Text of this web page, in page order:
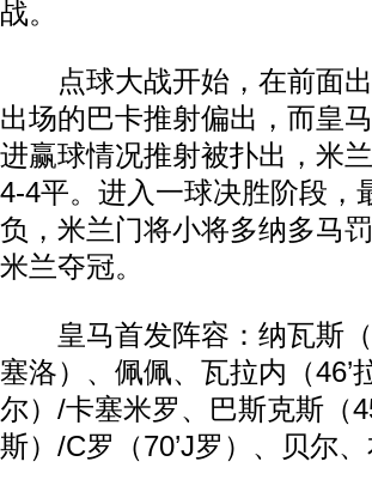
战。
点球大战开始，在前面出
出场的巴卡推射偏出，而皇
进赢球情况推射被扑出，米
4-4平。进入一球决胜阶段，
负，米兰门将小将多纳多马
米兰夺冠。
皇马首发阵容：纳瓦斯（
塞洛）、佩佩、瓦拉内（46’
尔）/卡塞米罗、巴斯克斯（
斯）/C罗（70’J罗）、贝尔